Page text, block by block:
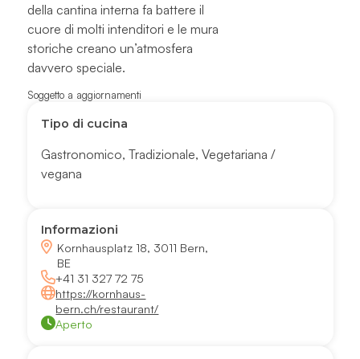
della cantina interna fa battere il
cuore di molti intenditori e le mura
storiche creano un’atmosfera
davvero speciale.
Soggetto a aggiornamenti
Tipo di cucina
Gastronomico,Tradizionale,Vegetariana /
vegana
Informazioni
Kornhausplatz 18, 3011 Bern,
BE
+41 31 327 72 75
https://kornhaus-
bern.ch/restaurant/
Aperto